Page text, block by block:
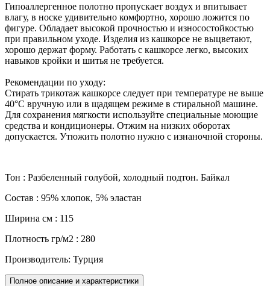
Гипоаллергенное полотно пропускает воздух и впитывает
влагу, в носке удивительно комфортно, хорошо ложится по
фигуре. Обладает высокой прочностью и износостойкостью
при правильном уходе. Изделия из кашкорсе не выцветают,
хорошо держат форму. Работать с кашкорсе легко, высоких
навыков кройки и шитья не требуется.
Рекомендации по уходу:
Стирать трикотаж кашкорсе следует при температуре не выше
40°С вручную или в щадящем режиме в стиральной машине.
Для сохранения мягкости используйте специальные моющие
средства и кондиционеры. Отжим на низких оборотах
допускается. Утюжить полотно нужно с изнаночной стороны.
Тон : Разбеленный голубой, холодный подтон. Байкал
Состав : 95% хлопок, 5% эластан
Ширина см : 115
Плотность гр/м2 : 280
Производитель: Турция
Полное описание и характеристики